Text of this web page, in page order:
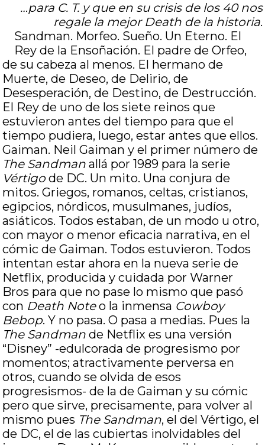
…para C. T. y que en su crisis de los 40 nos
regale la mejor Death de la historia.
Sandman. Morfeo. Sueño. Un Eterno. El
Rey de la Ensoñación. El padre de Orfeo,
de su cabeza al menos. El hermano de
Muerte, de Deseo, de Delirio, de
Desesperación, de Destino, de Destrucción.
El Rey de uno de los siete reinos que
estuvieron antes del tiempo para que el
tiempo pudiera, luego, estar antes que ellos.
Gaiman. Neil Gaiman y el primer número de
The Sandman allá por 1989 para la serie
Vértigode DC. Un mito. Una conjura de
mitos. Griegos, romanos, celtas, cristianos,
egipcios, nórdicos, musulmanes, judíos,
asiáticos. Todos estaban, de un modo u otro,
con mayor o menor eficacia narrativa, en el
cómic de Gaiman. Todos estuvieron. Todos
intentan estar ahora en la nueva serie de
Netflix, producida y cuidada por Warner
Bros para que no pase lo mismo que pasó
con Death Noteo la inmensa Cowboy
Bebop. Y no pasa. O pasa a medias. Pues la
The Sandman de Netflix es una versión
“Disney” -edulcorada de progresismo por
momentos; atractivamente perversa en
otros, cuando se olvida de esos
progresismos- de la de Gaiman y su cómic
pero que sirve, precisamente, para volver al
mismo pues The Sandman, el del Vértigo, el
de DC, el de las cubiertas inolvidables del